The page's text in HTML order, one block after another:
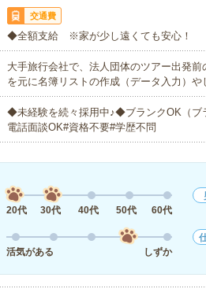
交通費
◆全額支給 ※家が少し遠くても安心！
大手旅行会社で、法人団体のツアー出発
を元に名簿リストの作成（データ入力）
◆未経験を続々採用中♪◆ブランクOK（ブ
電話面談OK#資格不要#学歴不問
20代
30代 40代 50代 60代
活気がある
しずか